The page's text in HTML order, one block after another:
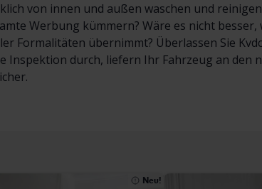
von innen und außen waschen und
Werbung kümmern? Wäre es nicht besser,
Formalitäten übernimmt? Überlassen Sie
Inspektion durch, liefern Ihr Fahrzeug an den
Neu!